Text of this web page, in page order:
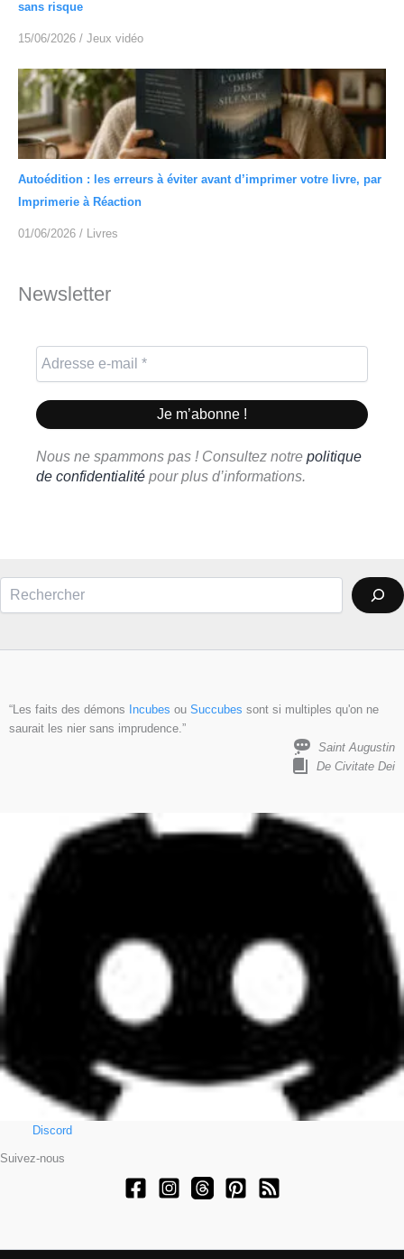
sans risque
15/06/2026 / Jeux vidéo
Autoédition : les erreurs à éviter avant d’imprimer votre livre, par
Imprimerie à Réaction
01/06/2026 / Livres
Newsletter
Nous ne spammons pas ! Consultez notre politique
de confidentialité pour plus d’informations.
“Les faits des démons Incubes ou Succubes sont si multiples qu'on ne
saurait les nier sans imprudence.”
Saint Augustin
De Civitate Dei
Discord
Suivez-nous